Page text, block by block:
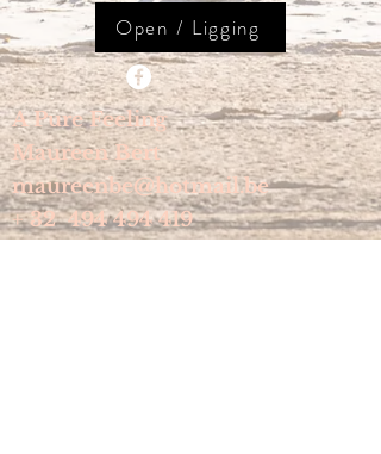
Open / Ligging
A Pure Feeling
Maureen Bert
maureenbe@hotmail.be
+ 32494 494 419